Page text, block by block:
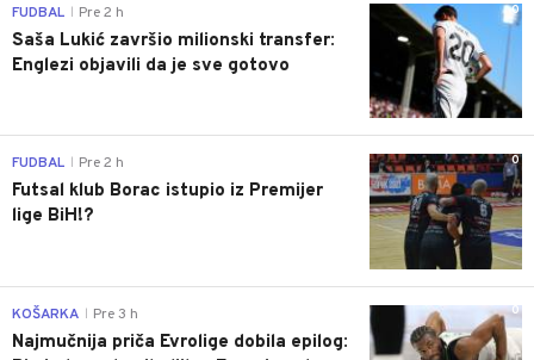
0
FUDBAL Pre 2 h
Saša Lukić završio milionski transfer:
Englezi objavili da je sve gotovo
0
FUDBAL Pre 2 h
Futsal klub Borac istupio iz Premijer
lige BiH!?
0
KOŠARKA Pre 3 h
Najmučnija priča Evrolige dobila epilog: